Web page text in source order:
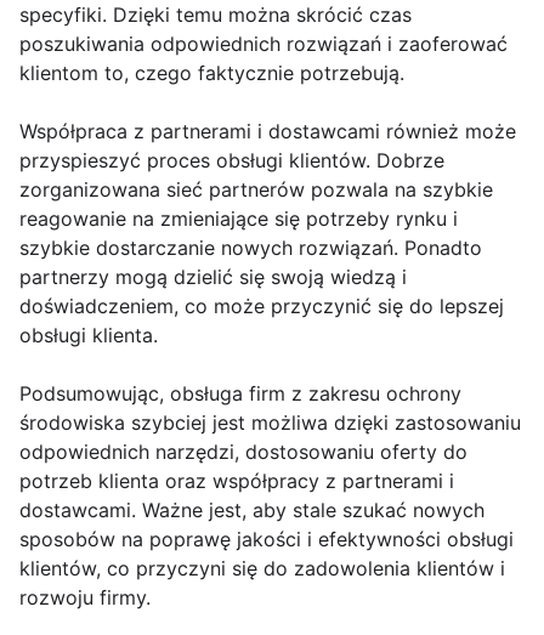
specyfiki. Dzięki temu można skrócić czas
poszukiwania odpowiednich rozwiązań i zaoferować
klientom to, czego faktycznie potrzebują.
Współpraca z partnerami i dostawcami również może
przyspieszyć proces obsługi klientów. Dobrze
zorganizowana sieć partnerów pozwala na szybkie
reagowanie na zmieniające się potrzeby rynku i
szybkie dostarczanie nowych rozwiązań. Ponadto
partnerzy mogą dzielić się swoją wiedzą i
doświadczeniem, co może przyczynić się do lepszej
obsługi klienta.
Podsumowując, obsługa firm z zakresu ochrony
środowiska szybciej jest możliwa dzięki zastosowaniu
odpowiednich narzędzi, dostosowaniu oferty do
potrzeb klienta oraz współpracy z partnerami i
dostawcami. Ważne jest, aby stale szukać nowych
sposobów na poprawę jakości i efektywności obsługi
klientów, co przyczyni się do zadowolenia klientów i
rozwoju firmy.